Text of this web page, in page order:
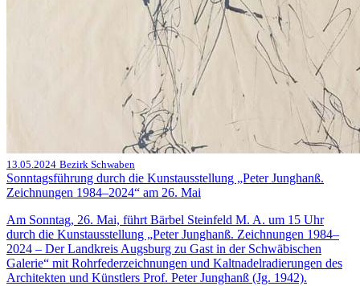
13.05.2024 Bezirk Schwaben
Sonntagsführung durch die Kunstausstellung „Peter Junghanß.
Zeichnungen 1984–2024“ am 26. Mai
Am Sonntag, 26. Mai, führt Bärbel Steinfeld M. A. um 15 Uhr
durch die Kunstausstellung „Peter Junghanß. Zeichnungen 1984–
2024 – Der Landkreis Augsburg zu Gast in der Schwäbischen
Galerie“ mit Rohrfederzeichnungen und Kaltnadelradierungen des
Architekten und Künstlers Prof. Peter Junghanß (Jg. 1942).